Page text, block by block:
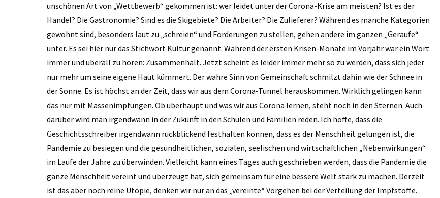
unschönen Art von „Wettbewerb“ gekommen ist: wer leidet unter der Corona-Krise am meisten? Ist es der
Handel? Die Gastronomie? Sind es die Skigebiete? Die Arbeiter? Die Zulieferer? Während es manche Kategorien
gewohnt sind, besonders laut zu „schreien“ und Forderungen zu stellen, gehen andere im ganzen „Geraufe“
unter. Es sei hier nur das Stichwort Kultur genannt. Während der ersten Krisen-Monate im Vorjahr war ein Wort
immer und überall zu hören: Zusammenhalt. Jetzt scheint es leider immer mehr so zu werden, dass sich jeder
nur mehr um seine eigene Haut kümmert. Der wahre Sinn von Gemeinschaft schmilzt dahin wie der Schnee in
der Sonne. Es ist höchst an der Zeit, dass wir aus dem Corona-Tunnel herauskommen. Wirklich gelingen kann
das nur mit Massenimpfungen. Ob überhaupt und was wir aus Corona lernen, steht noch in den Sternen. Auch
darüber wird man irgendwann in der Zukunft in den Schulen und Familien reden. Ich hoffe, dass die
Geschichtsschreiber irgendwann rückblickend festhalten können, dass es der Menschheit gelungen ist, die
Pandemie zu besiegen und die gesundheitlichen, sozialen, seelischen und wirtschaftlichen „Nebenwirkungen“
im Laufe der Jahre zu überwinden. Vielleicht kann eines Tages auch geschrieben werden, dass die Pandemie die
ganze Menschheit vereint und überzeugt hat, sich gemeinsam für eine bessere Welt stark zu machen. Derzeit
ist das aber noch reine Utopie, denken wir nur an das „vereinte“ Vorgehen bei der Verteilung der Impfstoffe.